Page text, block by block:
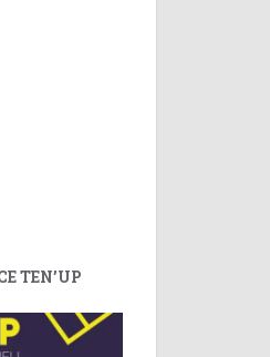
TEN’UP